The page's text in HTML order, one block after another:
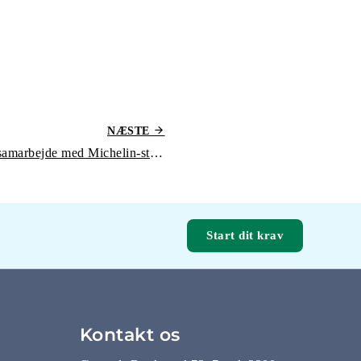
NÆSTE
British Airways laver nyt samarbejde med Michelin-stjernet kok til økonomiklasse-menu
Start dit krav
Kontakt os